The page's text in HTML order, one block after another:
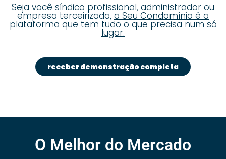
Seja você síndico profissional, administrador ou
empresa terceirizada, a Seu Condomínio é a
plataforma que tem tudo o que precisa num só
lugar.
receber demonstração completa
O Melhor do Mercado